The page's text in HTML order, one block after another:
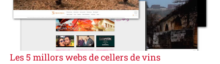
Les 5 millors webs de cellers de vins